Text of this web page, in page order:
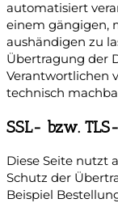
automatisiert
einem gängigen,
aushändigen zu
Übertragung der
Verantwortlichen
technisch
SSL- bzw.
Diese Seite nutzt
Schutz der
Beispiel